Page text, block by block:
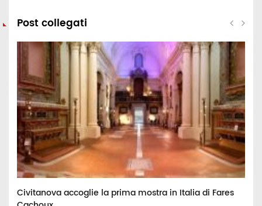
Post collegati
Civitanova accoglie la prima mostra in Italia di Fares